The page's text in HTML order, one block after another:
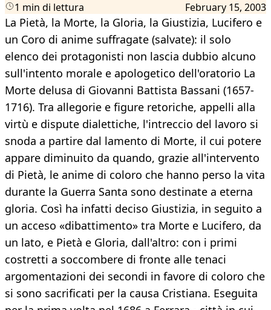
1 min di lettura February 15, 2003
La Pietà, la Morte, la Gloria, la Giustizia, Lucifero e
un Coro di anime suffragate (salvate): il solo
elenco dei protagonisti non lascia dubbio alcuno
sull'intento morale e apologetico dell'oratorio La
Morte delusa di Giovanni Battista Bassani (1657-
1716). Tra allegorie e figure retoriche, appelli alla
virtù e dispute dialettiche, l'intreccio del lavoro si
snoda a partire dal lamento di Morte, il cui potere
appare diminuito da quando, grazie all'intervento
di Pietà, le anime di coloro che hanno perso la vita
durante la Guerra Santa sono destinate a eterna
gloria. Così ha infatti deciso Giustizia, in seguito a
un acceso «dibattimento» tra Morte e Lucifero, da
un lato, e Pietà e Gloria, dall'altro: con i primi
costretti a soccombere di fronte alle tenaci
argomentazioni dei secondi in favore di coloro che
si sono sacrificati per la causa Cristiana. Eseguita